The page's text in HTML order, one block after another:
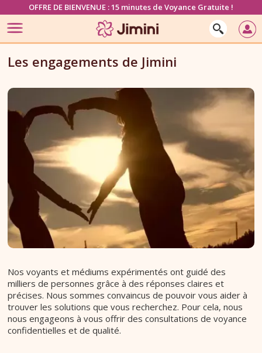
OFFRE DE BIENVENUE : 15 minutes de Voyance Gratuite !
Les engagements de Jimini
Nos voyants et médiums expérimentés ont guidé des
milliers de personnes grâce à des réponses claires et
précises. Nous sommes convaincus de pouvoir vous aider à
trouver les solutions que vous recherchez. Pour cela, nous
nous engageons à vous offrir des consultations de voyance
confidentielles et de qualité.